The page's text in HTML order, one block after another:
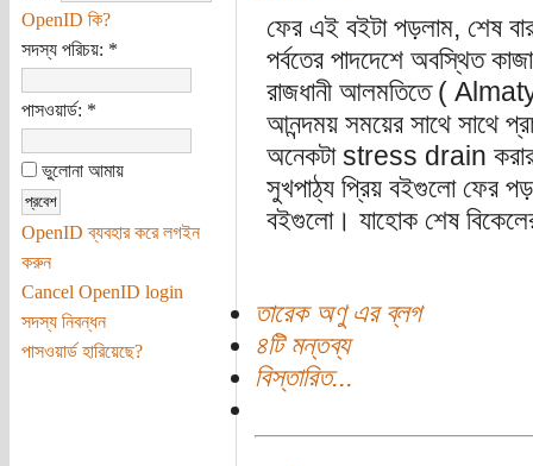
OpenID কি?
সদস্য পরিচয়: *
পাসওয়ার্ড: *
ভুলোনা আমায়
OpenID ব্যবহার করে লগইন
করুন
Cancel OpenID login
সদস্য নিবন্ধন
পাসওয়ার্ড হারিয়েছে?
ফের এই বইটা পড়লাম, শেষ
পর্বতের পাদদেশে অবস্থিত
রাজধানী আলমতিতে (
আনন্দময় সময়ের সাথে সাথে
অনেকটা stress drain
সুখপাঠ্য প্রিয় বইগুলো ফের
বইগুলো। যাহোক শেষ
তারেক অণু এর ব্লগ
৪টি মন্তব্য
বিস্তারিত...